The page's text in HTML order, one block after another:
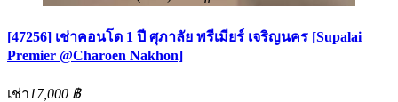
[47256] เช่าคอนโด 1 ปี ศุภาลัย พรีเมียร์ เจริญนคร [Supalai
Premier @Charoen Nakhon]
เช่า17,000 ฿